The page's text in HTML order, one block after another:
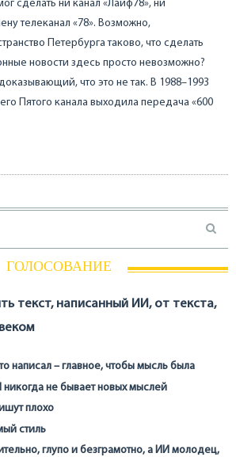
сделать ни канал «Лайф78», ни
телеканал «78». Возможно,
Петербурга таково, что сделать
новости здесь просто невозможно?
что это не так. В 1988–1993
Пятого канала выходила передача «600
ГОЛОСОВАНИЕ
текст, написанный ИИ, от текста,
написал – главное, чтобы мысль была
никогда не бывает новых мыслей
плохо
стиль
глупо и безграмотно, а ИИ молодец,